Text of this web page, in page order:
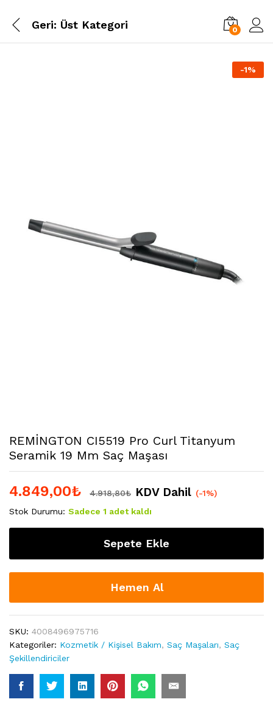
Geri: Üst Kategori 0
-1%
REMİNGTON CI5519 Pro Curl Titanyum
Seramik 19 Mm Saç Maşası
4.849,00₺ 4.918,80₺ KDV Dahil (-1%)
Stok Durumu: Sadece 1 adet kaldı
Sepete Ekle
Hemen Al
SKU: 4008496975716
Kategoriler: Kozmetik / Kişisel Bakım, Saç Maşaları, Saç
Şekillendiriciler